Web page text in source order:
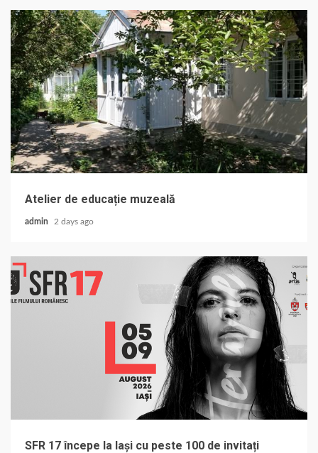
Atelier de educație muzeală
admin 2 days ago
SFR 17 începe la Iași cu peste 100 de invitați